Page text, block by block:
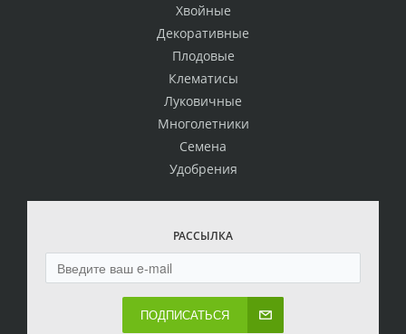
Хвойные
Декоративные
Плодовые
Клематисы
Луковичные
Многолетники
Семена
Удобрения
РАССЫЛКА
ПОДПИСАТЬСЯ